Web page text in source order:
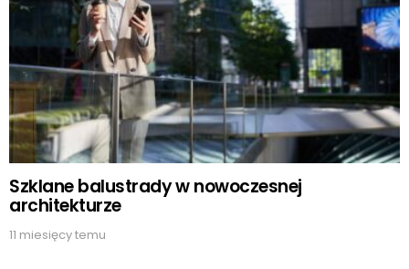
Szklane balustrady w nowoczesnej
architekturze
11 miesięcy temu